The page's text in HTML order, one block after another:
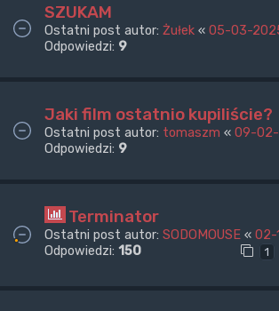
SZUKAM
Ostatni post autor: Żułek « 05-03-
Odpowiedzi: 9
Jaki film ostatnio kupiliście?
Ostatni post autor: tomaszm « 09-02-
Odpowiedzi: 9
Terminator
Ostatni post autor: SODOMOUSE « 02-
Odpowiedzi: 150 1